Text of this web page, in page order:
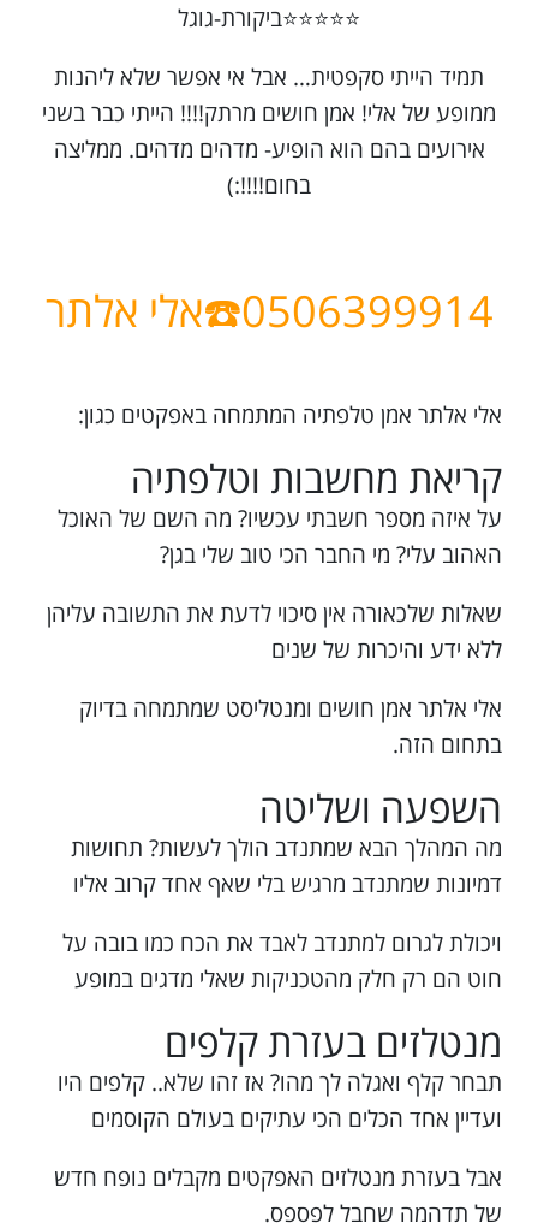
⭐⭐⭐⭐⭐ביקורת-גוגל
תמיד הייתי סקפטית… אבל אי אפשר שלא ליהנות
ממופע של אלי! אמן חושים מרתק!!!! הייתי כבר בשני
אירועים בהם הוא הופיע- מדהים מדהים. ממליצה
בחום!!!!:)
0506399914☎️אלי אלתר
אלי אלתר אמן טלפתיה המתמחה באפקטים כגון:
קריאת מחשבות וטלפתיה
על איזה מספר חשבתי עכשיו? מה השם של האוכל
האהוב עלי? מי החבר הכי טוב שלי בגן?
שאלות שלכאורה אין סיכוי לדעת את התשובה עליהן
ללא ידע והיכרות של שנים
אלי אלתר אמן חושים ומנטליסט שמתמחה בדיוק
בתחום הזה.
השפעה ושליטה
מה המהלך הבא שמתנדב הולך לעשות? תחושות
דמיונות שמתנדב מרגיש בלי שאף אחד קרוב אליו
ויכולת לגרום למתנדב לאבד את הכח כמו בובה על
חוט הם רק חלק מהטכניקות שאלי מדגים במופע
מנטלזים בעזרת קלפים
תבחר קלף ואגלה לך מהו? אז זהו שלא.. קלפים היו
ועדיין אחד הכלים הכי עתיקים בעולם הקוסמים
אבל בעזרת מנטלזים האפקטים מקבלים נופח חדש
של תדהמה שחבל לפספס.